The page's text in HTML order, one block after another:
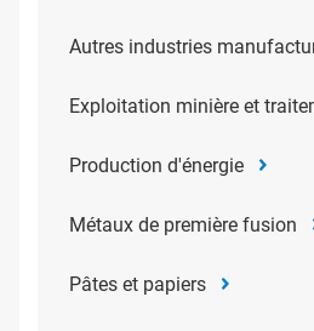
Autres industries
Exploitation minière et
Production d'énergie
Métaux de première fusion
Pâtes et papiers